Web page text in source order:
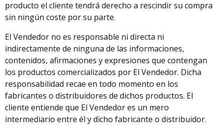
producto el cliente tendrá derecho a rescindir su compra
sin ningún coste por su parte.
El Vendedor no es responsable ni directa ni
indirectamente de ninguna de las informaciones,
contenidos, afirmaciones y expresiones que contengan
los productos comercializados por El Vendedor. Dicha
responsabilidad recae en todo momento en los
fabricantes o distribuidores de dichos productos. El
cliente entiende que El Vendedor es un mero
intermediario entre él y dicho fabricante o distribuidor.